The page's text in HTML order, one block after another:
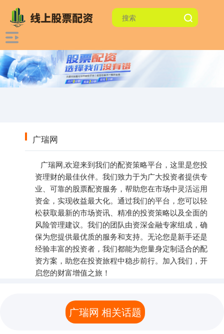
广瑞网
广瑞网,欢迎来到我们的配资策略平台，这里是您投
资理财的最佳伙伴。我们致力于为广大投资者提供专
业、可靠的股票配资服务，帮助您在市场中灵活运用
资金，实现收益最大化。通过我们的平台，您可以轻
松获取最新的市场资讯、精准的投资策略以及全面的
风险管理建议。我们的团队由资深金融专家组成，确
保为您提供最优质的服务和支持。无论您是新手还是
经验丰富的投资者，我们都能为您量身定制适合的配
资方案，助您在投资旅程中稳步前行。加入我们，开
启您的财富增值之旅！
广瑞网 相关话题